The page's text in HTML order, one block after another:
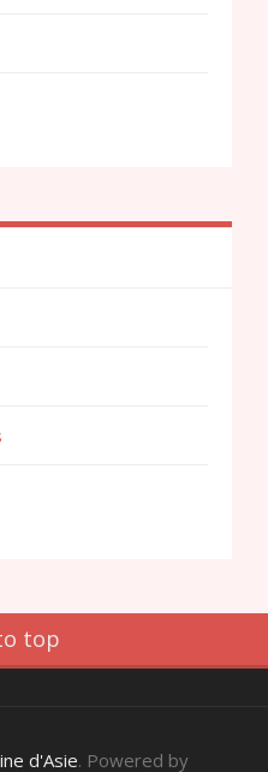
top
d'Asie. Powered by